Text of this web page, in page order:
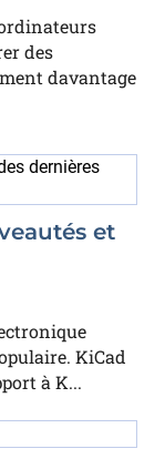
des
davantage
et
KiCad
à K...